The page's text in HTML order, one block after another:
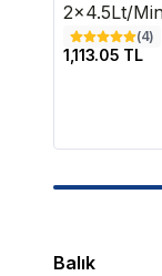
2x4.5Lt/
(4)
1,113.05 TL
Balık